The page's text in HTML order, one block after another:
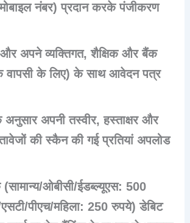
नंबर) प्रदान करके पंजीकरण
अपने व्यक्तिगत, शैक्षिक और बैंक
वापसी के लिए) के साथ आवेदन पत्र
अपनी तस्वीर, हस्ताक्षर और
की स्कैन की गई प्रतियां अपलोड
ओबीसी/ईडब्ल्यूएस: 500
पीएच/महिला: 250 रुपये) डेबिट